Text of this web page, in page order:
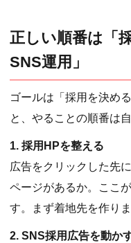
正しい順番は「
SNS運用」
ゴールは「採用を決め
と、やることの順番は
1. 採用HPを整える
広告をクリックした先
ページがあるか。ここ
す。まず着地先を作りま
2. SNS採用広告を動か